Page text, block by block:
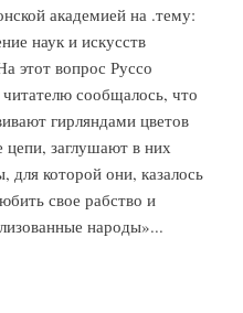
академией на .тему:
наук и искусств
этот вопрос Руссо
сообщалось, что
гирляндами цветов
заглушают в них
для которой они, казалось
свое рабство и
народы»...